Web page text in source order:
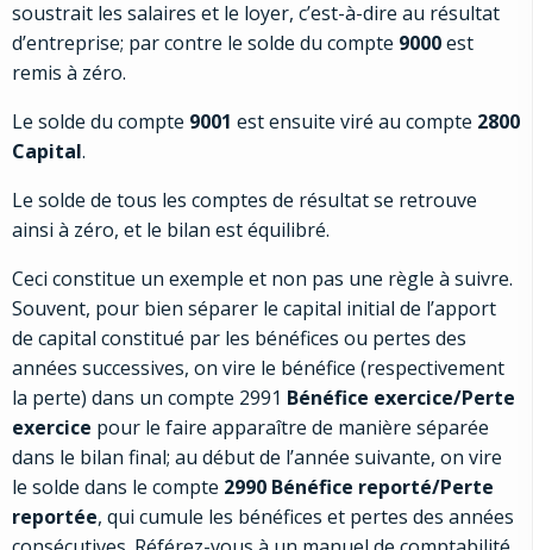
soustrait les salaires et le loyer, c’est-à-dire au résultat
d’entreprise; par contre le solde du compte 9000est
remis à zéro.
Le solde du compte 9001 est ensuite viré au compte 2800
Capital.
Le solde de tous les comptes de résultat se retrouve
ainsi à zéro, et le bilan est équilibré.
Ceci constitue un exemple et non pas une règle à suivre.
Souvent, pour bien séparer le capital initial de l’apport
de capital constitué par les bénéfices ou pertes des
années successives, on vire le bénéfice (respectivement
la perte) dans un compte 2991 Bénéfice exercice/Perte
exercice pour le faire apparaître de manière séparée
dans le bilan final; au début de l’année suivante, on vire
le solde dans le compte 2990 Bénéfice reporté/Perte
reportée, qui cumule les bénéfices et pertes des années